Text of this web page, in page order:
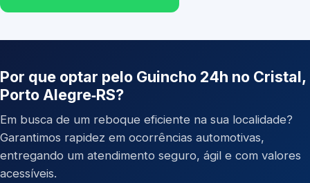
Por que optar pelo Guincho 24h no Cristal,
Porto Alegre‑RS?
Em busca de um reboque eficiente na sua localidade?
Garantimos rapidez em ocorrências automotivas,
entregando um atendimento seguro, ágil e com valores
acessíveis.